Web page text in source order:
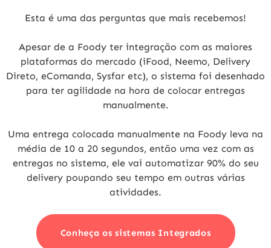
Esta é uma das perguntas que mais recebemos!
Apesar de a Foody ter integração com as maiores
plataformas do mercado (iFood, Neemo, Delivery
Direto, eComanda, Sysfar etc), o sistema foi desenhado
para ter agilidade na hora de colocar entregas
manualmente.
Uma entrega colocada manualmente na Foody leva na
média de 10 a 20 segundos, então uma vez com as
entregas no sistema, ele vai automatizar 90% do seu
delivery poupando seu tempo em outras várias
atividades.
Conheça os sistemas Integrados